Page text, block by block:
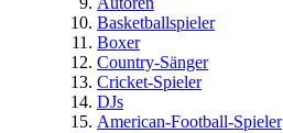
Basketballspieler
Boxer
Country-Sänger
Cricket-Spieler
DJs
American-Football-Spieler